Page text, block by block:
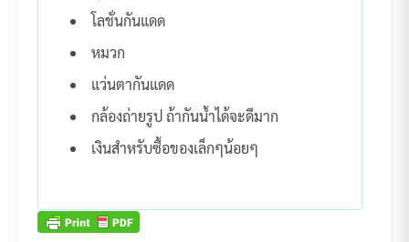
โลชั่นกันแดด
หมวก
แว่นตากันแดด
กล้องถ่ายรูป ถ้ากันน้ำได้จะดีมาก
เงินสำหรับซื้อของเล็กๆน้อยๆ